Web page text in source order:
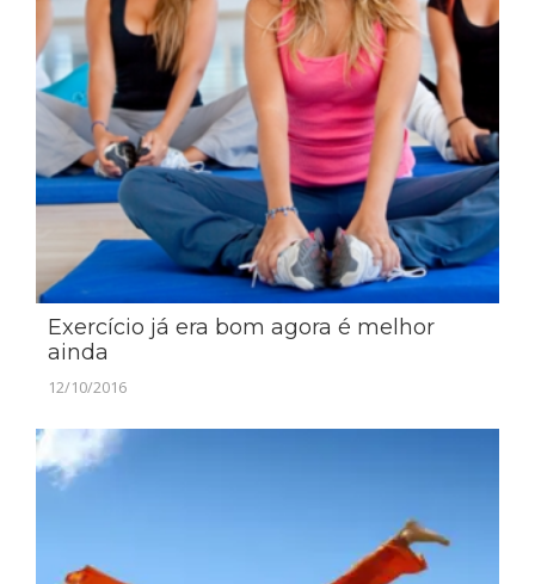
Exercício já era bom agora é melhor
ainda
12/10/2016